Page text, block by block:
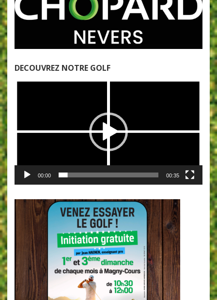
DECOUVREZ NOTRE GOLF
Lecteur
00:00 00:35